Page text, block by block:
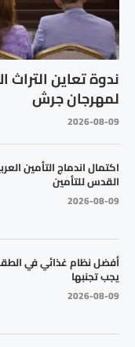
ندوة تعاين التراث
لمهرجان جرش
2026-08-09
اكتمال اندماج التأمين
القدس للتأمين
2026-08-09
أفضل نظام غذائي في
يجب تجنبها
2026-08-09